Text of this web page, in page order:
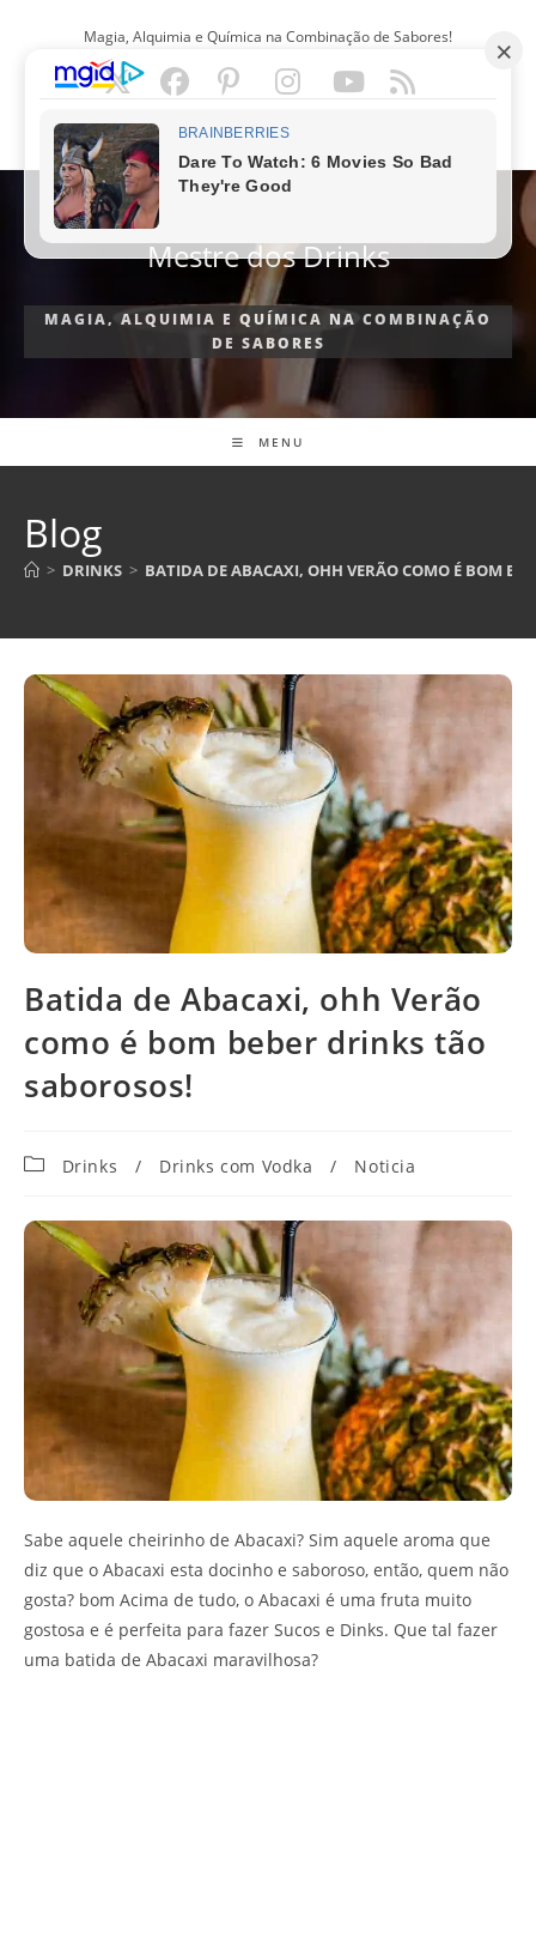
Magia, Alquimia e Química na Combinação de Sabores!
PORTUGUÊS
Mestre dos Drinks
MAGIA, ALQUIMIA E QUÍMICA NA COMBINAÇÃO
DE SABORES
MENU
Blog
> DRINKS > BATIDA DE ABACAXI, OHH VERÃO COMO É BOM
Batida de Abacaxi, ohh Verão
como é bom beber drinks tão
saborosos!
Categoria
Drinks / Drinks com Vodka / Noticia
Sabe aquele cheirinho de Abacaxi? Sim aquele aroma que
diz que o Abacaxi esta docinho e saboroso, então, quem não
gosta? bom Acima de tudo, o Abacaxi é uma fruta muito
gostosa e é perfeita para fazer Sucos e Dinks. Que tal fazer
uma batida de Abacaxi maravilhosa?